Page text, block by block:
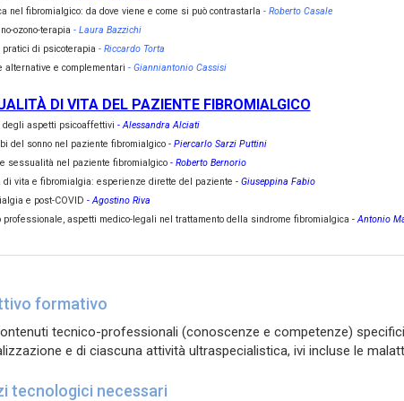
nel fibromialgico: da dove viene e come si può contrastarla - Roberto Casale
ozono-terapia - Laura Bazzichi
pratici di psicoterapia - Riccardo Torta
alternative e complementari - Gianniantonio Cassisi
DI VITA DEL PAZIENTE FIBROMIALGICO
aspetti psicoaffettivi - Alessandra Alciati
del sonno nel paziente fibromialgico - Piercarlo Sarzi Puttini
sessualità nel paziente fibromialgico - Roberto Bernorio
di vita e fibromialgia: esperienze dirette del paziente - Giuseppina Fabio
e post-COVID - Agostino Riva
professionale, aspetti medico-legali nel trattamento della sindrome fibromialgica - Antonio
formativo
tecnico-professionali (conoscenze e competenze)
e di ciascuna attività ultraspecialistica, ivi incluse le
tecnologici necessari